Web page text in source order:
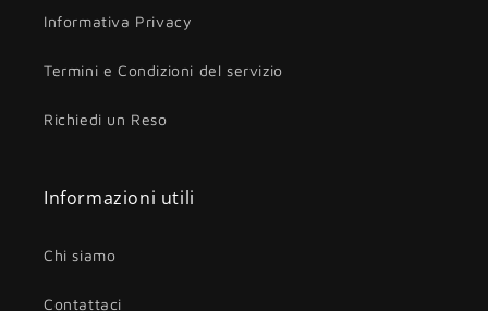
Informativa Privacy
Termini e Condizioni del servizio
Richiedi un Reso
Informazioni utili
Chi siamo
Contattaci